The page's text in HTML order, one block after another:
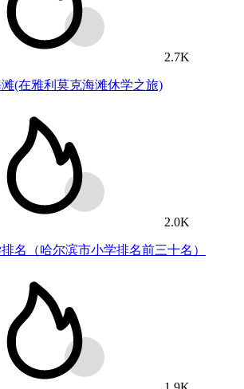
2.7K
(在雅利莫克海滩休学之旅)
2.0K
名（哈尔滨市小学排名前三十名）